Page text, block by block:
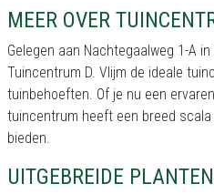
MEER OVER
Gelegen aan Nachtegaalweg 1-A
Tuincentrum D. Vlijm de ideale
tuinbehoeften. Of je nu een
tuincentrum heeft een breed
bieden.
UITGEBREIDE